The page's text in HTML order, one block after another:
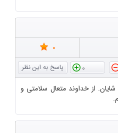
0
0
شایان. از خداوند متعال سلامتی و